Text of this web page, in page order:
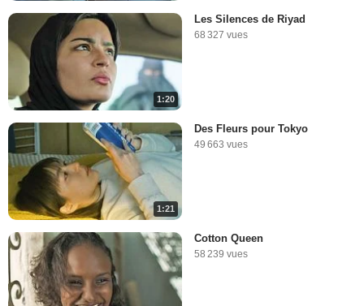
1:20
Les Silences de Riyad
68 327 vues
1:21
Des Fleurs pour Tokyo
49 663 vues
Cotton Queen
58 239 vues